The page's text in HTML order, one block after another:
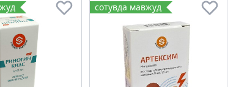
сотувда мавжуд